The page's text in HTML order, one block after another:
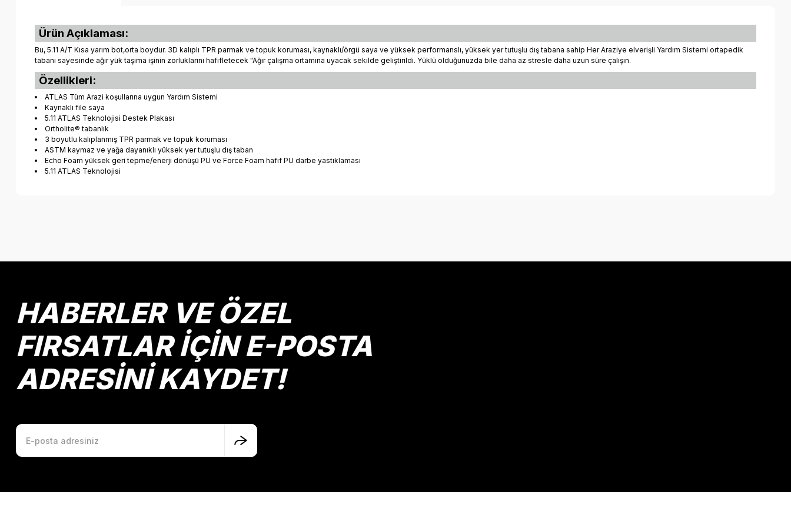
Ürün Açıklaması:
Bu, 5.11 A/T Kısa yarım bot,orta boydur. 3D kalıplı TPR parmak ve topuk koruması, kaynaklı/örgü saya ve yüksek performanslı, yüksek yer tutuşlu dış tabana sahip Her Araziye elverişli Yardım Sistemi ortapedik
tabanı sayesinde ağır yük taşıma işinin zorluklarını hafifletecek "Ağır çalışma ortamına uyacak sekilde geliştirildi. Yüklü olduğunuzda bile daha az stresle daha uzun süre çalışın.
Özellikleri:
ATLAS Tüm Arazi koşullarına uygun Yardım Sistemi
Kaynaklı file saya
5.11 ATLAS Teknolojisi Destek Plakası
Ortholite® tabanlık
3 boyutlu kalıplanmış TPR parmak ve topuk koruması
ASTM kaymaz ve yağa dayanıklı yüksek yer tutuşlu dış taban
Echo Foam yüksek geri tepme/enerji dönüşü PU ve Force Foam hafif PU darbe yastıklaması
5.11 ATLAS Teknolojisi
Ürün resmi kalitesiz, bozuk veya görüntülenemiyor.
Ürün fiyatı diğer sitelerden daha pahalı.
HABERLER VE ÖZEL
FIRSATLAR İÇİN E-POSTA
ADRESİNİ KAYDET!